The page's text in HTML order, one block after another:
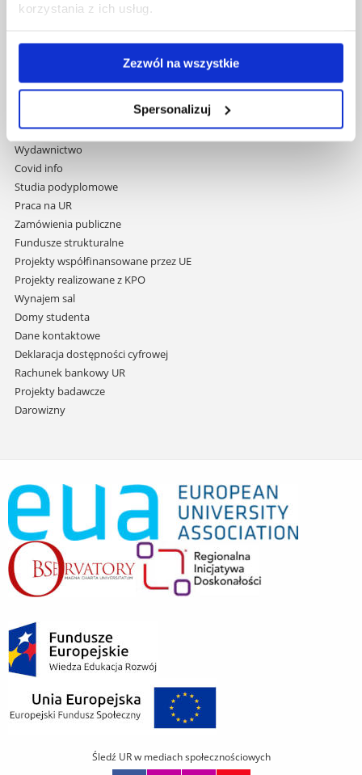
korzystania z ich usług.
Zezwól na wszystkie
Spersonalizuj
Uniwersytet Rzeszowski
Al. Tadeusza Rejtana 16C
35-959 Rzeszów
Pomiń
przejdź
do
treści
Polityka prywatności
Biblioteka
Wydawnictwo
Covid info
Studia podyplomowe
Praca na UR
Zamówienia publiczne
Fundusze strukturalne
Projekty współfinansowane przez UE
Projekty realizowane z KPO
Wynajem sal
Domy studenta
Dane kontaktowe
Deklaracja dostępności cyfrowej
Rachunek bankowy UR
Projekty badawcze
Darowizny
Śledź UR w mediach społecznościowych